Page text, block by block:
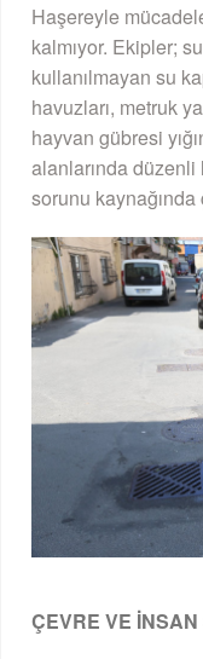
Haşereyle
kalmıyor. Ekipler;
kullanılmayan su
havuzları, metruk
hayvan gübresi
alanlarında
sorunu kaynağında
ÇEVRE VE